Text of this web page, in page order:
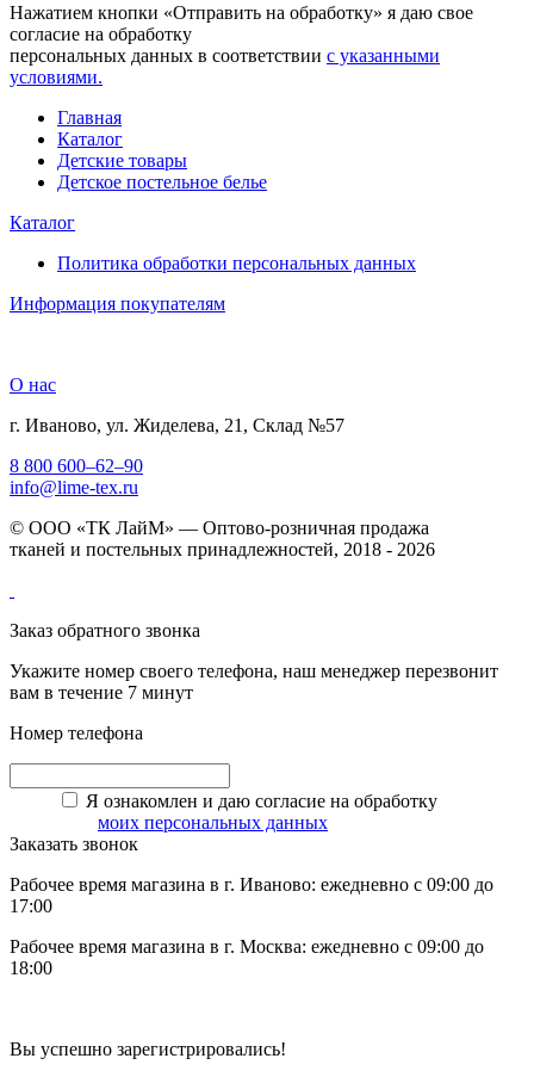
Нажатием кнопки «Отправить на обработку» я даю свое
согласие на обработку
персональных данных в соответствии с указанными
условиями.
Главная
Каталог
Детские товары
Детское постельное белье
Каталог
Политика обработки персональных данных
Информация покупателям
О нас
г. Иваново, ул. Жиделева, 21, Склад №57
8 800 600–62–90
info@lime-tex.ru
© ООО «ТК ЛайМ» — Оптово-розничная продажа
тканей и постельных принадлежностей, 2018 - 2026
Заказ обратного звонка
Укажите номер своего телефона, наш менеджер перезвонит
вам в течение 7 минут
Номер телефона
Я ознакомлен и даю согласие на обработку
моих персональных данных
Заказать звонок
Рабочее время магазина в г. Иваново: ежедневно с 09:00 до
17:00
Рабочее время магазина в г. Москва: ежедневно с 09:00 до
18:00
Вы успешно зарегистрировались!